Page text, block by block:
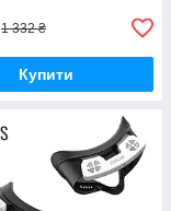
1 332 ₴
Купити